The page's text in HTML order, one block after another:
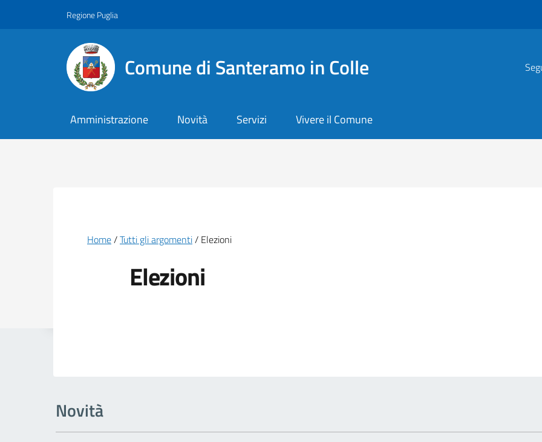
Regione Puglia
Comune di Santeramo in Colle
Amministrazione Novità Servizi Vivere il Comune
Briciole di pane
Home Tutti gli argomenti Elezioni
Elezioni
Novità